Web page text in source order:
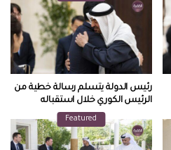
رئيس الدولة يتسلم رسالة خطية من
الرئيس الكوري خلال استقباله
المبعوث الخاص
Featured